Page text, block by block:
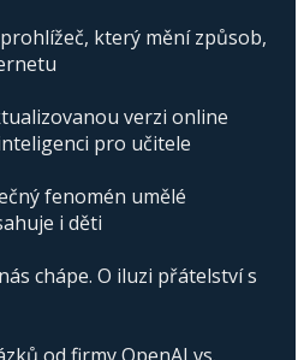
který mění způsob,
verzi online
pro učitele
fenomén umělé
i děti
chápe. O iluzi přátelství s